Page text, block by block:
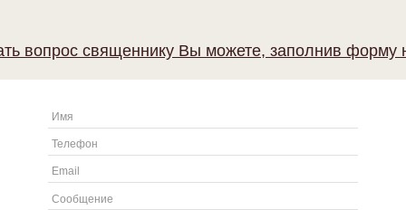
вопрос священнику Вы можете, заполнив форму